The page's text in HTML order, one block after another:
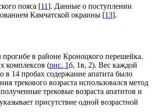
пояса [11]. Данные о поступлении
Камчатской окраины [13].
в районе Кроноцкого перешейка.
комплексов (рис. 1б, 1в, 2). Вес каждой
в 14 пробах содержание апатита было
трекового возраста использовался метод
трековые возраста апатитов и
присутствие одной возрастной